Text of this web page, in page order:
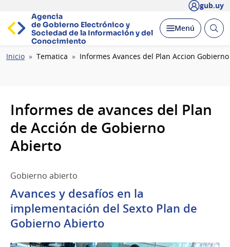
gub.uy
Agencia
de Gobierno Electrónico y
Sociedad de la Información y del
Conocimiento
Desplegar
Menú Abrir
Ruta
Inicio Tematica Informes Avances del Plan Accion
Informes de avances del Plan
de Acción de Gobierno
Abierto
Gobierno abierto
Avances y desafíos en la
implementación del Sexto Plan de
Gobierno Abierto